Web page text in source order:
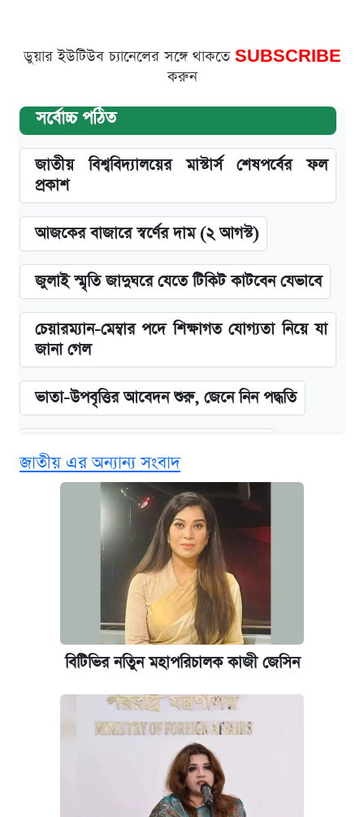
ডুয়ার ইউটিউব চ্যানেলের সঙ্গে থাকতে SUBSCRIBE
করুন
সর্বোচ্চ পঠিত
জাতীয় বিশ্ববিদ্যালয়ের মাস্টার্স শেষপর্বের ফল
প্রকাশ
আজকের বাজারে স্বর্ণের দাম (২ আগস্ট)
জুলাই স্মৃতি জাদুঘরে যেতে টিকিট কাটবেন যেভাবে
চেয়ারম্যান-মেম্বার পদে শিক্ষাগত যোগ্যতা নিয়ে যা
জানা গেল
ভাতা-উপবৃত্তির আবেদন শুরু, জেনে নিন পদ্ধতি
‘গুলশানের চামেলি’ তে যৌনকর্মীর দালাল অ্যাডলফ
আজ শুক্রবার রাজধানীর যেসব মার্কেট-দোকানপাট
কবে শুরু হচ্ছে ঢাবির ভর্তি আবেদন, জানাল কর্তৃপক্ষ
আজকের বাজারে স্বর্ণের দাম (৪ আগস্ট)
নবম জাতীয় পে-স্কেল নিয়ে সর্বশেষ যা জানা গেল
ইপিএস প্রকাশ করেছে ঢাকা ব্যাংক
জাতীয় এর অন্যান্য সংবাদ
বিটিভির নতিুন মহাপরিচালক কাজী জেসিন